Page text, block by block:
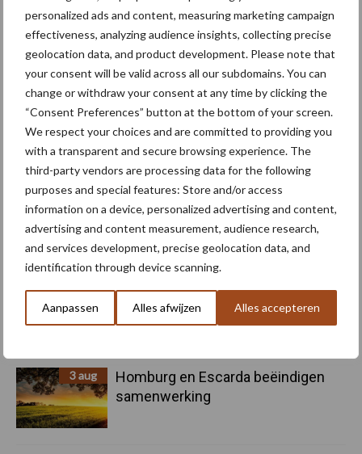
personalized ads and content, measuring marketing campaign
effectiveness, analyzing audience insights, collecting precise
geolocation data, and product development. Please note that
your consent will be valid across all our subdomains. You can
change or withdraw your consent at any time by clicking the
“Consent Preferences” button at the bottom of your screen.
We respect your choices and are committed to providing you
with a transparent and secure browsing experience. The
third-party vendors are processing data for the following
purposes and special features: Store and/or access
information on a device, personalized advertising and content,
advertising and content measurement, audience research,
and services development, precise geolocation data, and
identification through device scanning.
Aanpassen Alles afwijzen Alles accepteren
Primaire
Sidebar
Recent nieuws Partner nieuws
6 aug
"Hoge verwachtingen van schijven
voor kouters"
Oogst biologische aardappelen in
volle gang
Nieuwe compacte gedragen
pootcombinatie van AVR
Bruggen bouwen naar Oost-Europa
3 aug
Homburg en Escarda beëindigen
samenwerking